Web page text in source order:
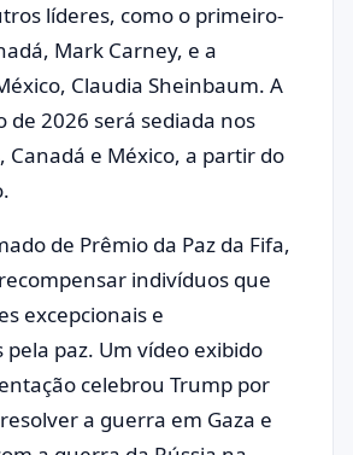
líderes, como o primeiro-
Mark Carney, e a
Claudia Sheinbaum. A
de 2026 será sediada nos
Canadá e México, a partir do
de Prêmio da Paz da Fifa,
indivíduos que
excepcionais e
paz. Um vídeo exibido
celebrou Trump por
a guerra em Gaza e